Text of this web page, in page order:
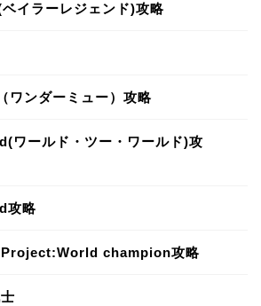
イラーレジェンド)攻略
ワンダーミュー）攻略
ールド・ツー・ワールド)攻
攻略
Project:World champion攻略